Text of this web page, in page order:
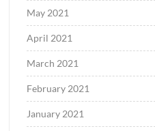
May 2021
April 2021
March 2021
February 2021
January 2021